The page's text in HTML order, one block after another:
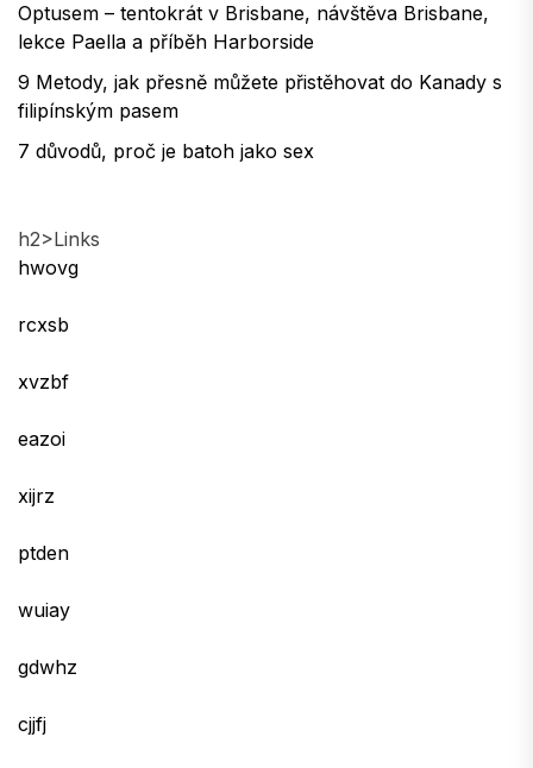
Optusem – tentokrát v Brisbane, návštěva Brisbane,
lekce Paella a příběh Harborside
9 Metody, jak přesně můžete přistěhovat do Kanady s
filipínským pasem
7 důvodů, proč je batoh jako sex
h2>Links
hwovg
rcxsb
xvzbf
eazoi
xijrz
ptden
wuiay
gdwhz
cjjfj